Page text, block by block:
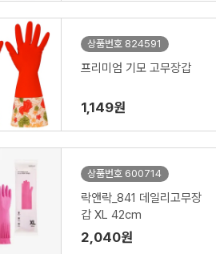
상품번호 824591
프리미엄 기모 고무장갑
1,149원
상품번호 600714
락앤락_841 데일리고무장
갑 XL 42cm
2,040원